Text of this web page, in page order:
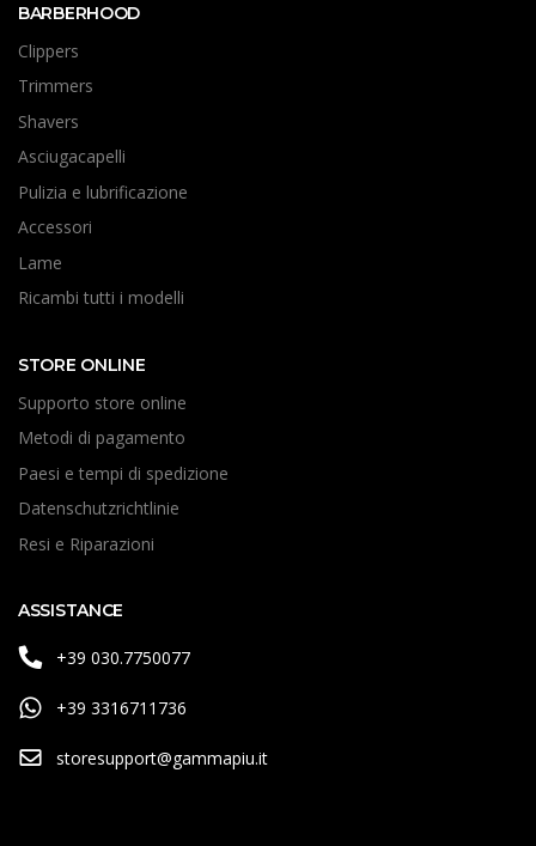
BARBERHOOD
Clippers
Trimmers
Shavers
Asciugacapelli
Pulizia e lubrificazione
Accessori
Lame
Ricambi tutti i modelli
STORE ONLINE
Supporto store online
Metodi di pagamento
Paesi e tempi di spedizione
Datenschutzrichtlinie
Resi e Riparazioni
ASSISTANCE
+39 030.7750077
+39 3316711736
storesupport@gammapiu.it